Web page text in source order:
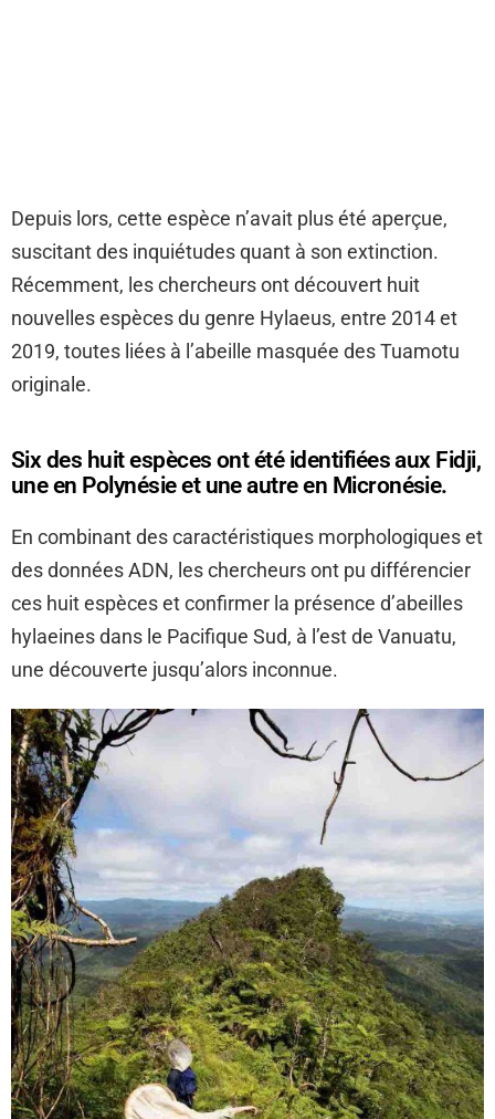
Depuis lors, cette espèce n’avait plus été aperçue,
suscitant des inquiétudes quant à son extinction.
Récemment, les chercheurs ont découvert huit
nouvelles espèces du genre Hylaeus, entre 2014 et
2019, toutes liées à l’abeille masquée des Tuamotu
originale.
Six des huit espèces ont été identifiées aux Fidji,
une en Polynésie et une autre en Micronésie.
En combinant des caractéristiques morphologiques et
des données ADN, les chercheurs ont pu différencier
ces huit espèces et confirmer la présence d’abeilles
hylaeines dans le Pacifique Sud, à l’est de Vanuatu,
une découverte jusqu’alors inconnue.